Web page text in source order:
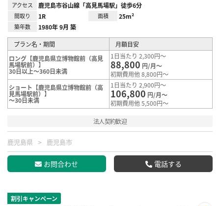
アクセス 鹿児島市谷山線「高見馬場駅」徒歩6分
間取り 1R 面積 25m²
築年数 1980年 9月 築
プラン名・期間
月額目安
ロング【鹿児島県立博物館前（高見
馬場駅前）】
30日以上～360日未満
1日当たり 2,300円～
88,800 円/月～
初期費用他 8,800円～
ショート【鹿児島県立博物館前（高
見馬場駅前）】
～30日未満
1日当たり 2,900円～
106,800 円/月～
初期費用他 5,500円～
法人契約歓迎
鹿児島県 鹿児島市
お問合わせ 電話する
割引キャンペーン